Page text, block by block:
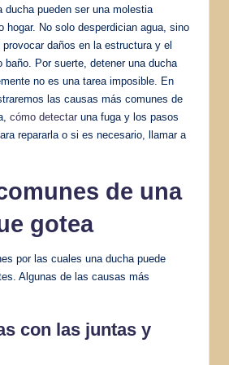
ducha pueden ser una molestia
hogar. No solo desperdician agua, sino
daños en la estructura y el
baño. Por suerte, detener una ducha
no es una tarea imposible. En
las causas más comunes de
cómo detectar una fuga y los pasos
repararla o si es necesario, llamar a
de una
gotea
por las cuales una ducha puede
Algunas de las causas más
con las juntas y